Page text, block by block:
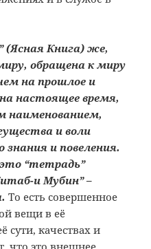
(Ясная Книга) же,
обращена к миру
на прошлое и
настоящее время,
наименованием,
и воли
и повеления.
“тетрадь”
и Мубин” –
То есть совершенное
вещи в её
сути, качествах и